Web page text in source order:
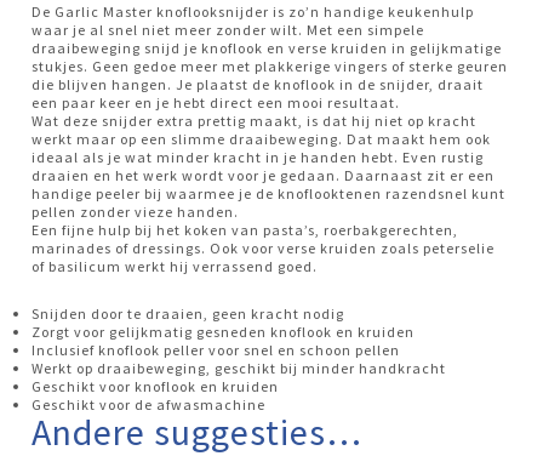
De Garlic Master knoflooksnijder is zo’n handige keukenhulp
waar je al snel niet meer zonder wilt. Met een simpele
draaibeweging snijd je knoflook en verse kruiden in gelijkmatige
stukjes. Geen gedoe meer met plakkerige vingers of sterke geuren
die blijven hangen. Je plaatst de knoflook in de snijder, draait
een paar keer en je hebt direct een mooi resultaat.
Wat deze snijder extra prettig maakt, is dat hij niet op kracht
werkt maar op een slimme draaibeweging. Dat maakt hem ook
ideaal als je wat minder kracht in je handen hebt. Even rustig
draaien en het werk wordt voor je gedaan. Daarnaast zit er een
handige peeler bij waarmee je de knoflooktenen razendsnel kunt
pellen zonder vieze handen.
Een fijne hulp bij het koken van pasta’s, roerbakgerechten,
marinades of dressings. Ook voor verse kruiden zoals peterselie
of basilicum werkt hij verrassend goed.
Snijden door te draaien, geen kracht nodig
Zorgt voor gelijkmatig gesneden knoflook en kruiden
Inclusief knoflook peller voor snel en schoon pellen
Werkt op draaibeweging, geschikt bij minder handkracht
Geschikt voor knoflook en kruiden
Geschikt voor de afwasmachine
Andere suggesties…